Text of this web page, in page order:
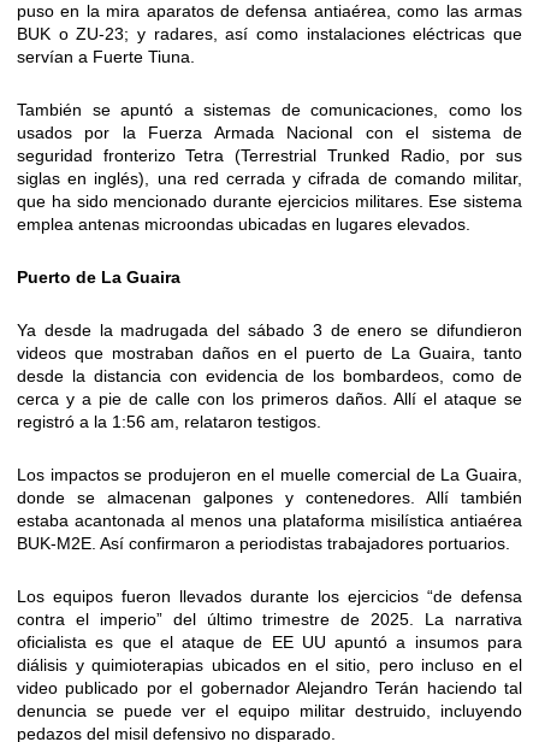
puso en la mira aparatos de defensa antiaérea, como las armas
BUK o ZU-23; y radares, así como instalaciones eléctricas que
servían a Fuerte Tiuna.
También se apuntó a sistemas de comunicaciones, como los
usados por la Fuerza Armada Nacional con el sistema de
seguridad fronterizo Tetra (Terrestrial Trunked Radio, por sus
siglas en inglés), una red cerrada y cifrada de comando militar,
que ha sido mencionado durante ejercicios militares. Ese sistema
emplea antenas microondas ubicadas en lugares elevados.
Puerto de La Guaira
Ya desde la madrugada del sábado 3 de enero se difundieron
videos que mostraban daños en el puerto de La Guaira, tanto
desde la distancia con evidencia de los bombardeos, como de
cerca y a pie de calle con los primeros daños. Allí el ataque se
registró a la 1:56 am, relataron testigos.
Los impactos se produjeron en el muelle comercial de La Guaira,
donde se almacenan galpones y contenedores. Allí también
estaba acantonada al menos una plataforma misilística antiaérea
BUK-M2E. Así confirmaron a periodistas trabajadores portuarios.
Los equipos fueron llevados durante los ejercicios “de defensa
contra el imperio” del último trimestre de 2025. La narrativa
oficialista es que el ataque de EE UU apuntó a insumos para
diálisis y quimioterapias ubicados en el sitio, pero incluso en el
video publicado por el gobernador Alejandro Terán haciendo tal
denuncia se puede ver el equipo militar destruido, incluyendo
pedazos del misil defensivo no disparado.